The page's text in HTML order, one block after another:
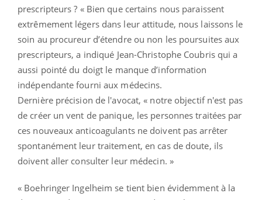
prescripteurs ? « Bien que certains nous paraissent
extrêmement légers dans leur attitude, nous laissons le
soin au procureur d’étendre ou non les poursuites aux
prescripteurs, a indiqué Jean-Christophe Coubris qui a
aussi pointé du doigt le manque d’information
indépendante fourni aux médecins.
Dernière précision de l'avocat, « notre objectif n'est pas
de créer un vent de panique, les personnes traitées par
ces nouveaux anticoagulants ne doivent pas arrêter
spontanément leur traitement, en cas de doute, ils
doivent aller consulter leur médecin. »
« Boehringer Ingelheim se tient bien évidemment à la